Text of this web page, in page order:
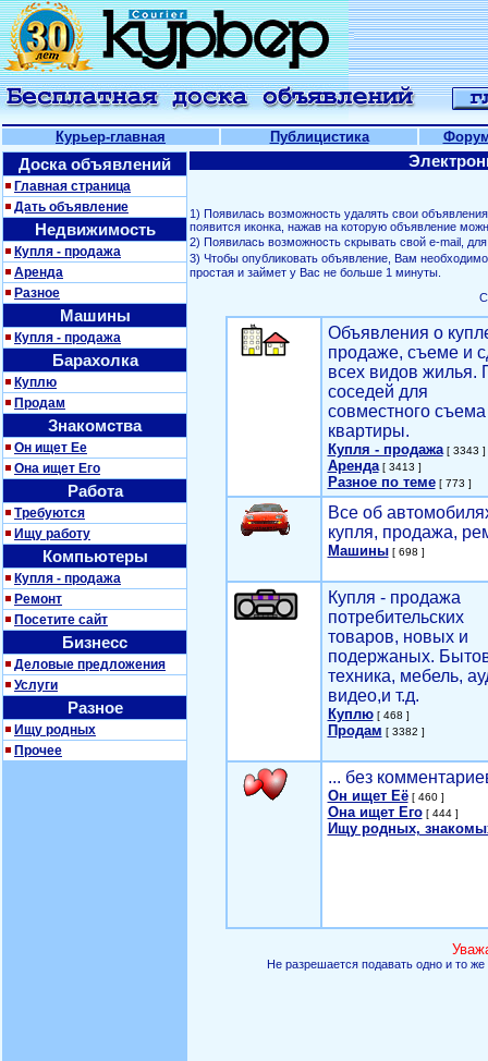
Курьер-главная Публицистика
Доска объявлений
Главная страница
Дать объявление
Недвижимость
Купля - продажа
Аренда
Разное
Машины
Купля - продажа
Барахолка
Куплю
Продам
Знакомства
Он ищет Ее
Она ищет Его
Работа
Требуются
Ищу работу
Компьютеры
Купля - продажа
Ремонт
Посетите сайт
Бизнесс
Деловые предложения
Услуги
Разное
Ищу родных
Прочее
1) Появилась возможность удалять свои
появится иконка, нажав на которую объявление
2) Появилась возможность скрывать свой е-mail,
3) Чтобы опубликовать объявление, Вам
простая и займет у Вас не больше 1 минуты.
Объявления о
продаже, съеме и
всех видов жилья.
соседей для
совместного съема
квартиры.
Купля - продажа[ 3343 ]
Аренда[ 3413 ]
Разное по теме[ 773 ]
Все об
купля, продажа,
Машины[ 698 ]
Купля - продажа
потребительских
товаров, новых и
подержаных.
техника, мебель,
видео,и т.д.
Куплю[ 468 ]
Продам [ 3382 ]
... без
Он ищет Её[ 460 ]
Она ищет Его[ 444 ]
Ищу родных,
Не разрешается подавать одно и то